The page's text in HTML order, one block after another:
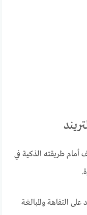
أمام طريقته الذكية في
التفاهة والمبالغة